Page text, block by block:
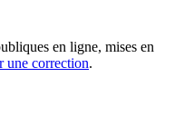
en ligne, mises en
une correction.